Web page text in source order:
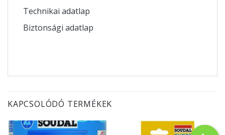
Technikai adatlap
Biztonsági adatlap
KAPCSOLÓDÓ TERMÉKEK